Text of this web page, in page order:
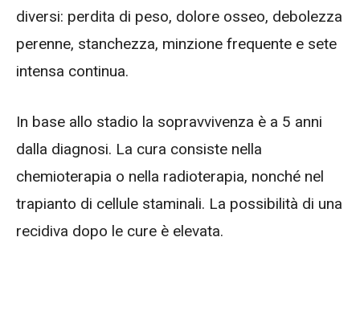
diversi: perdita di peso, dolore osseo, debolezza
perenne, stanchezza, minzione frequente e sete
intensa continua.
In base allo stadio la sopravvivenza è a 5 anni
dalla diagnosi. La cura consiste nella
chemioterapia o nella radioterapia, nonché nel
trapianto di cellule staminali. La possibilità di una
recidiva dopo le cure è elevata.